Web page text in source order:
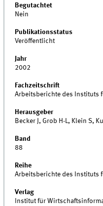
Begutachtet
Nein
Publikationsstatus
Veröffentlicht
Jahr
2002
Fachzeitschrift
Arbeitsberichte des Instituts
Herausgeber
Becker J, Grob H-L, Klein S,
Band
88
Reihe
Arbeitsberichte des Instituts
Verlag
Institut für